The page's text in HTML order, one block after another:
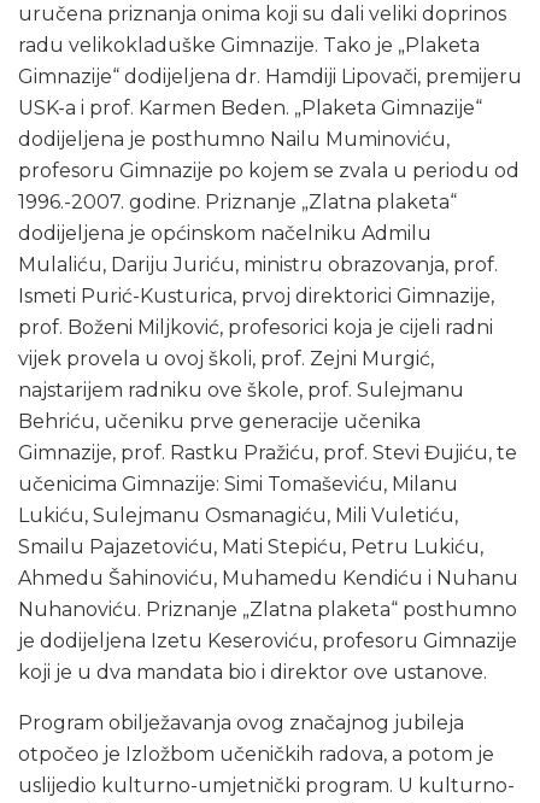
uručena priznanja onima koji su dali veliki doprinos
radu velikokladuške Gimnazije. Tako je „Plaketa
Gimnazije“ dodijeljena dr. Hamdiji Lipovači, premijeru
USK-a i prof. Karmen Beden. „Plaketa Gimnazije“
dodijeljena je posthumno Nailu Muminoviću,
profesoru Gimnazije po kojem se zvala u periodu od
1996.-2007. godine. Priznanje „Zlatna plaketa“
dodijeljena je općinskom načelniku Admilu
Mulaliću, Dariju Juriću, ministru obrazovanja, prof.
Ismeti Purić-Kusturica, prvoj direktorici Gimnazije,
prof. Boženi Miljković, profesorici koja je cijeli radni
vijek provela u ovoj školi, prof. Zejni Murgić,
najstarijem radniku ove škole, prof. Sulejmanu
Behriću, učeniku prve generacije učenika
Gimnazije, prof. Rastku Pražiću, prof. Stevi Đujiću, te
učenicima Gimnazije: Simi Tomaševiću, Milanu
Lukiću, Sulejmanu Osmanagiću, Mili Vuletiću,
Smailu Pajazetoviću, Mati Stepiću, Petru Lukiću,
Ahmedu Šahinoviću, Muhamedu Kendiću i Nuhanu
Nuhanoviću. Priznanje „Zlatna plaketa“ posthumno
je dodijeljena Izetu Keseroviću, profesoru Gimnazije
koji je u dva mandata bio i direktor ove ustanove.
Program obilježavanja ovog značajnog jubileja
otpočeo je Izložbom učeničkih radova, a potom je
uslijedio kulturno-umjetnički program. U kulturno-